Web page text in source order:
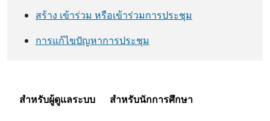
สร้าง เข้าร่วม หรือเข้าร่วมการประชุม
การแก้ไขปัญหาการประชุม
สำหรับผู้ดูแลระบบ สำหรับนักการศึกษา